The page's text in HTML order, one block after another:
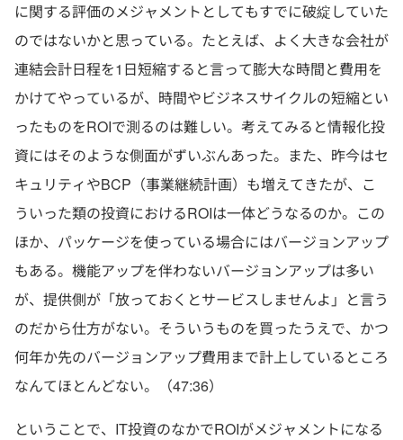
に関する評価のメジャメントとしてもすでに破綻していた
のではないかと思っている。たとえば、よく大きな会社が
連結会計日程を1日短縮すると言って膨大な時間と費用を
かけてやっているが、時間やビジネスサイクルの短縮とい
ったものをROIで測るのは難しい。考えてみると情報化投
資にはそのような側面がずいぶんあった。また、昨今はセ
キュリティやBCP（事業継続計画）も増えてきたが、こ
ういった類の投資におけるROIは一体どうなるのか。この
ほか、パッケージを使っている場合にはバージョンアップ
もある。機能アップを伴わないバージョンアップは多い
が、提供側が「放っておくとサービスしませんよ」と言う
のだから仕方がない。そういうものを買ったうえで、かつ
何年か先のバージョンアップ費用まで計上しているところ
なんてほとんどない。（47:36）
ということで、IT投資のなかでROIがメジャメントになる